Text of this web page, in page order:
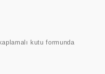
kutu formunda